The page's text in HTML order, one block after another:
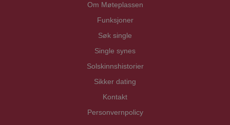
Om Møteplassen
Funksjoner
Søk single
Single synes
Solskinnshistorier
Sikker dating
Kontakt
Personvernpolicy